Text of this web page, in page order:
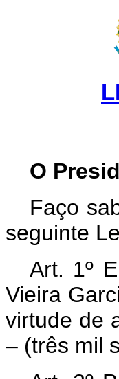
O
Faço
seguinte
Art. 1º
Vieira
virtude de
– (três mil